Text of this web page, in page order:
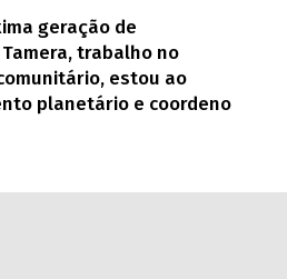
geração de
trabalho no
estou ao
planetário e coordeno